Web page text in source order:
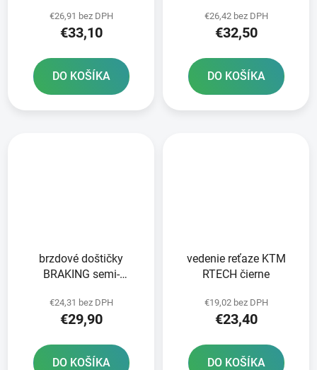
€26,91 bez DPH
€33,10
DO KOŠÍKA
ks v balení
€26,42 bez DPH
€32,50
DO KOŠÍKA
brzdové doštičky
BRAKING semi-
ks v balení
€24,31 bez DPH
€29,90
DO KOŠÍKA
vedenie reťaze KTM
RTECH čierne
€19,02 bez DPH
€23,40
DO KOŠÍKA